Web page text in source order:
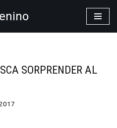
SORPRENDER AL